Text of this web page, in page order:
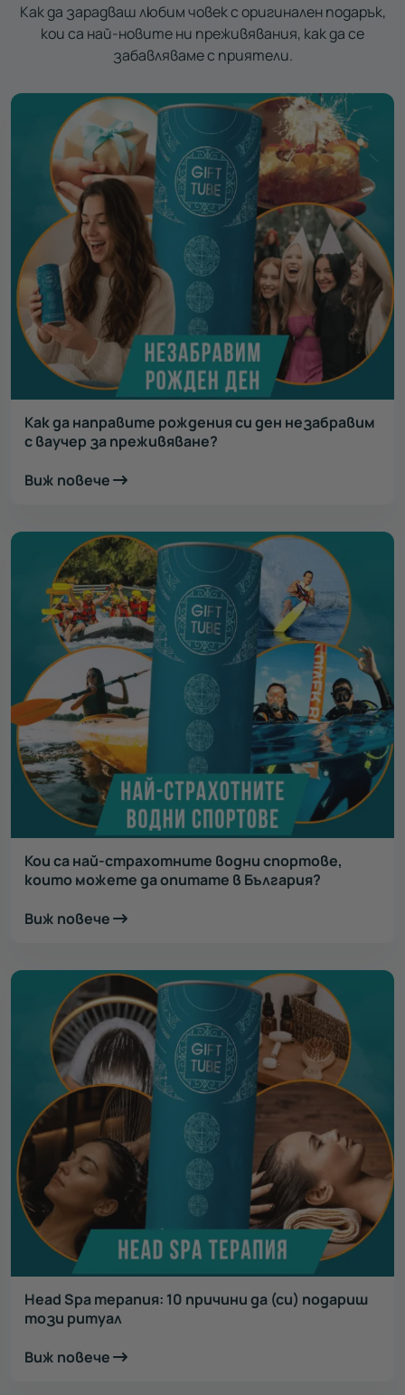
Как да зарадваш любим човек с оригинален подарък,
кои са най-новите ни преживявания, как да се
забавляваме с приятели.
Как да направите рождения си ден незабравим
с ваучер за преживяване?
Виж повече
Кои са най-страхотните водни спортове,
които можете да опитате в България?
Виж повече
Head Spa терапия: 10 причини да (си) подариш
този ритуал
Виж повече